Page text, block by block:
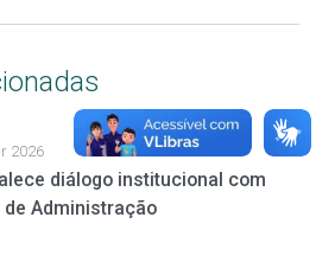
2026
diálogo institucional com
de Administração